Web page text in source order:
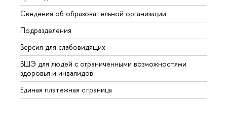
Сведения об образовательной организации
Подразделения
Версия для слабовидящих
ВШЭ для людей с ограниченными возможностями
здоровья и инвалидов
Единая платежная страница